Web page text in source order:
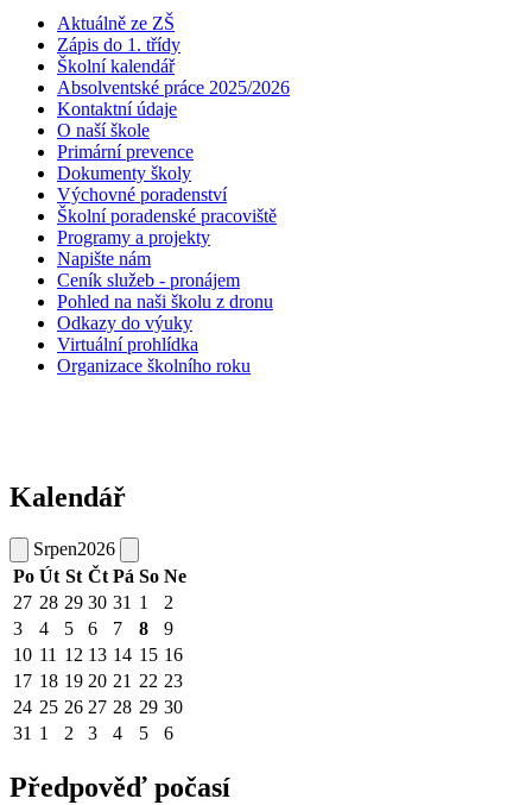
Aktuálně ze ZŠ
Zápis do 1. třídy
Školní kalendář
Absolventské práce 2025/2026
Kontaktní údaje
O naší škole
Primární prevence
Dokumenty školy
Výchovné poradenství
Školní poradenské pracoviště
Programy a projekty
Napište nám
Ceník služeb - pronájem
Pohled na naši školu z dronu
Odkazy do výuky
Virtuální prohlídka
Organizace školního roku
Kalendář
Srpen2026
Po Út St Čt Pá So Ne
27 28 29 30 31 1
2
3
4 5 6 7 8
9
10 11 12 13 14 15 16
17 18 19 20 21 22 23
24 25 26 27 28 29 30
31 1 2 3 4 5 6
Předpověď počasí